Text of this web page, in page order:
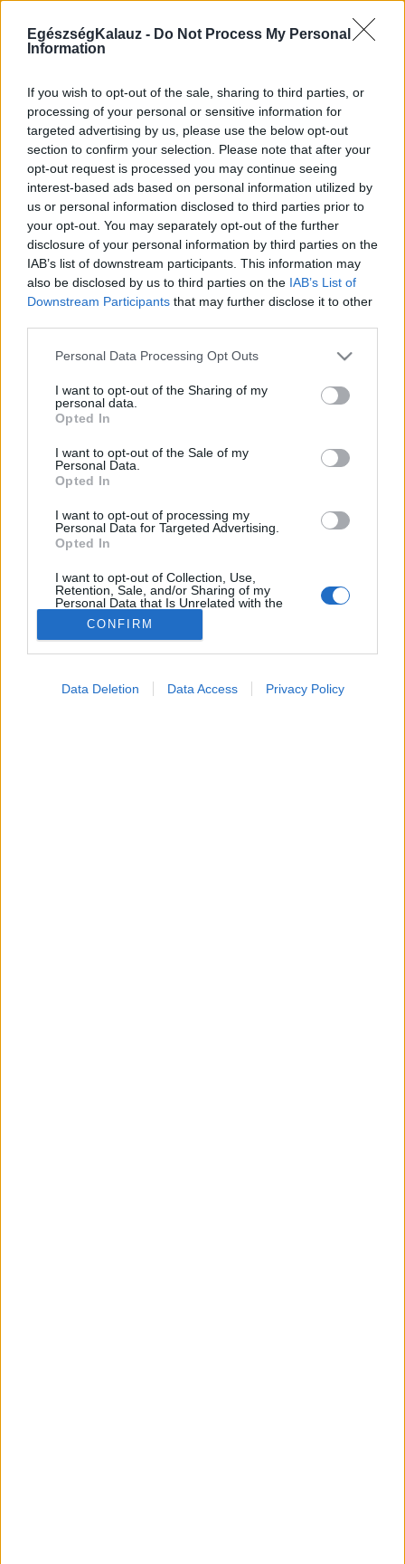
EgészségKalauz - Do Not Process My Personal
Information
If you wish to opt-out of the sale, sharing to third parties, or
processing of your personal or sensitive information for
targeted advertising by us, please use the below opt-out
section to confirm your selection. Please note that after your
opt-out request is processed you may continue seeing
interest-based ads based on personal information utilized by
us or personal information disclosed to third parties prior to
your opt-out. You may separately opt-out of the further
disclosure of your personal information by third parties on the
IAB’s list of downstream participants. This information may
also be disclosed by us to third parties on the IAB’s List of
Downstream Participants that may further disclose it to other
Please note that this website/app uses one or more Google
not limited to your visit or usage behaviour. You may click to
grant or deny consent to Google and its third-party tags to
use your data for below specified purposes in below Google
consent section.
Personal Data Processing Opt Outs
I want to opt-out of the Sharing of my
personal data.
Opted In
I want to opt-out of the Sale of my
Personal Data.
Opted In
I want to opt-out of processing my
Personal Data for Targeted Advertising.
Opted In
I want to opt-out of Collection, Use,
Retention, Sale, and/or Sharing of my
Personal Data that Is Unrelated with the
Purposes for which it was collected.
Opted Out
I want to allow Google to enable storage
CONFIRM
Data Deletion Data Access Privacy Policy
Tünet
Vizsgálat
Kezelés
Prevenció
Hírek
Videók
Kisállatok egészsége
#allergia#influenza#cukorbetegség
#orvosmeteorológia#vérnyomás#stroke#rákbetegség
#pajzsmirigy #reflux#ekcéma #herpesz
Regisztráció
Gyógynövények